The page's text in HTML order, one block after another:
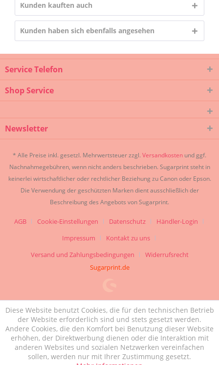
Kunden kauften auch
Kunden haben sich ebenfalls angesehen
Service Telefon
Shop Service
Newsletter
* Alle Preise inkl. gesetzl. Mehrwertsteuer zzgl. Versandkosten und ggf.
Nachnahmegebühren, wenn nicht anders beschrieben. Sugarprint steht in
keinerlei wirtschaftlicher oder rechtlicher Beziehung zu Canon oder Epson.
Die Verwendung der geschützten Marken dient ausschließlich der
Beschreibung des Angebots von Sugarprint.
AGB Cookie-Einstellungen Datenschutz
Händler-Login
Impressum
Kontakt zu uns
Versand und Zahlungsbedingungen
Widerrufsrecht
Sugarprint.de
Diese Website benutzt Cookies, die für den technischen Betrieb
der Website erforderlich sind und stets gesetzt werden.
Andere Cookies, die den Komfort bei Benutzung dieser Website
erhöhen, der Direktwerbung dienen oder die Interaktion mit
anderen Websites und sozialen Netzwerken vereinfachen
sollen, werden nur mit Ihrer Zustimmung gesetzt.